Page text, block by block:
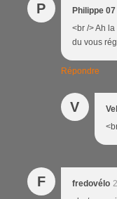
P
Philippe 07
<br /> Ah
du vous
Répondre
V
F fredovélo